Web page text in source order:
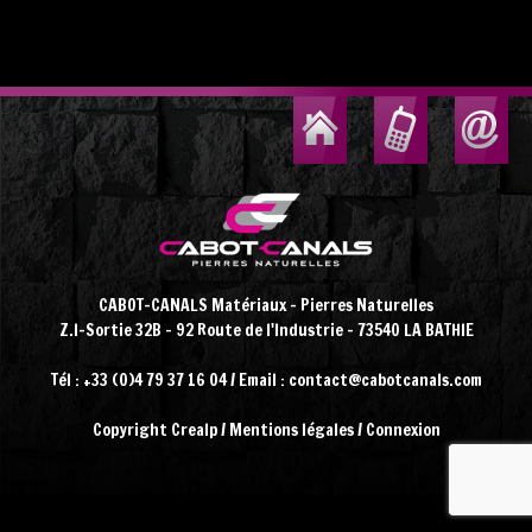
CABOT-CANALS Matériaux - Pierres Naturelles
Z.I-Sortie 32B - 92 Route de l'Industrie - 73540 LA BATHIE
Tél : +33 (0)4 79 37 16 04 / Email : contact@cabotcanals.com
Copyright Crealp/ Mentions légales/ Connexion